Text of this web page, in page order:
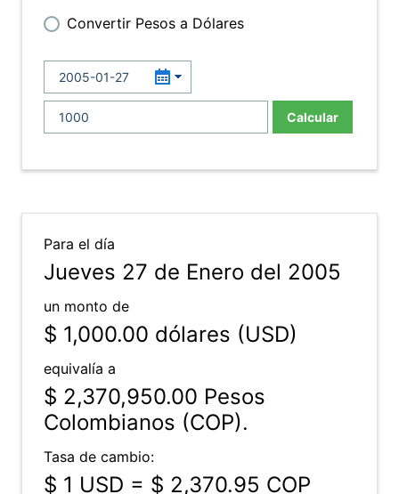
Convertir Pesos a Dólares
Calcular
Para el día
Jueves 27 de Enero del 2005
un monto de
$ 1,000.00 dólares (USD)
equivalía a
$ 2,370,950.00 Pesos
Colombianos (COP).
Tasa de cambio:
$ 1 USD = $ 2,370.95 COP